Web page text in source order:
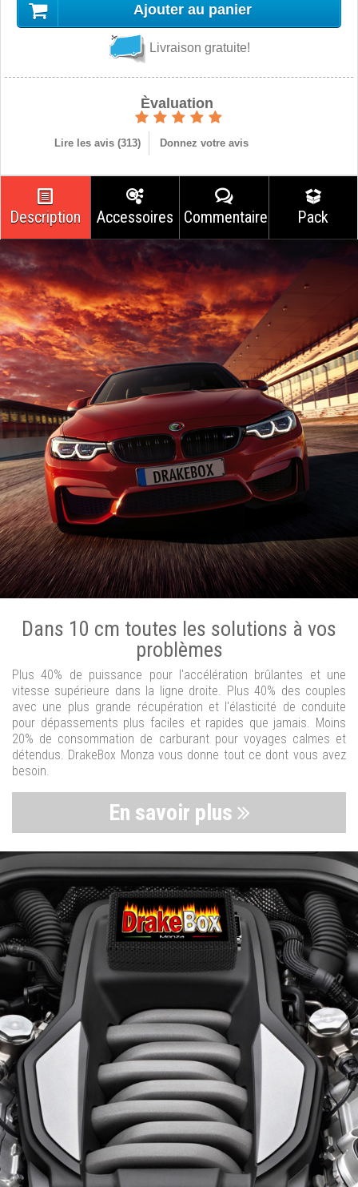
Ajouter au panier
Livraison gratuite!
Èvaluation
Lire les avis (313) Donnez votre avis
Description Accessoires Commentaires Pack
Dans 10 cm toutes les solutions à vos
problèmes
Plus 40% de puissance pour l'accélération brûlantes et une
vitesse supérieure dans la ligne droite. Plus 40% des couples
avec une plus grande récupération et l'élasticité de conduite
pour dépassements plus faciles et rapides que jamais. Moins
20% de consommation de carburant pour voyages calmes et
détendus. DrakeBox Monza vous donne tout ce dont vous avez
besoin.
En savoir plus